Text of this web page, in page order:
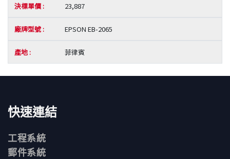
23,887
EPSON EB-2065
菲律賓
快速連結
工程系統
郵件系統